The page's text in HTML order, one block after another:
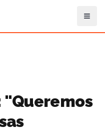
"Queremos